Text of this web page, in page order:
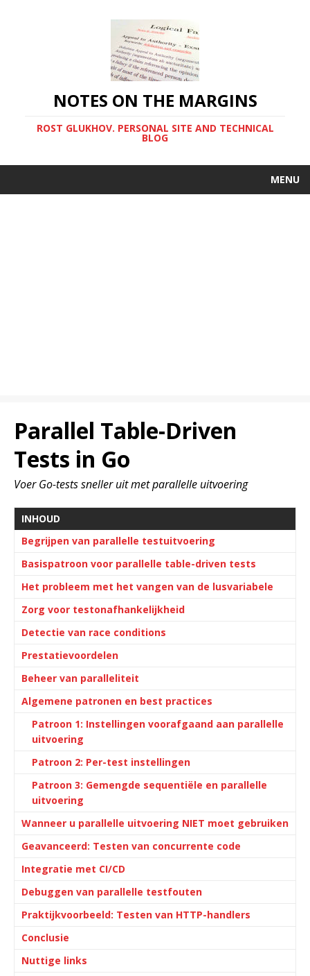
NOTES ON THE MARGINS
ROST GLUKHOV. PERSONAL SITE AND TECHNICAL
BLOG
MENU
Parallel Table-Driven
Tests in Go
Voer Go-tests sneller uit met parallelle uitvoering
INHOUD
Begrijpen van parallelle testuitvoering
Basispatroon voor parallelle table-driven tests
Het probleem met het vangen van de lusvariabele
Zorg voor testonafhankelijkheid
Detectie van race conditions
Prestatievoordelen
Beheer van paralleliteit
Algemene patronen en best practices
Patroon 1: Instellingen voorafgaand aan parallelle
uitvoering
Patroon 2: Per-test instellingen
Patroon 3: Gemengde sequentiële en parallelle
uitvoering
Wanneer u parallelle uitvoering NIET moet gebruiken
Geavanceerd: Testen van concurrente code
Integratie met CI/CD
Debuggen van parallelle testfouten
Praktijkvoorbeeld: Testen van HTTP-handlers
Conclusie
Nuttige links